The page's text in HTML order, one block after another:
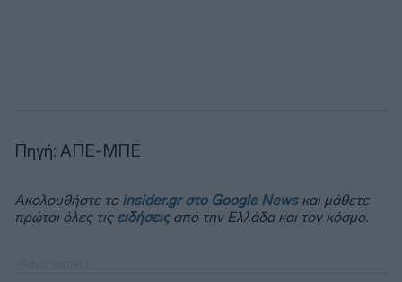
Πηγή: ΑΠΕ-ΜΠΕ
Ακολουθήστε το insider.gr στο Google Newsκαι μάθετε
πρώτοι όλες τις ειδήσειςαπό την Ελλάδα και τον κόσμο.